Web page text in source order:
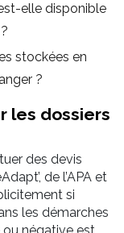
elle disponible
stockées en
?
les dossiers
des devis
de l’APA et
si
les démarches